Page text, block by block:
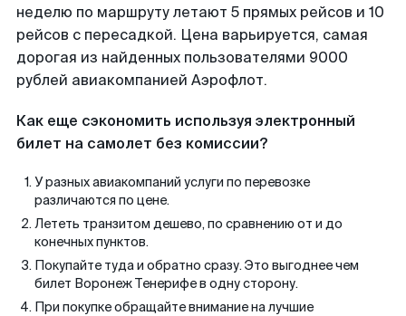
неделю по маршруту летают 5 прямых рейсов и 10
рейсов с пересадкой. Цена варьируется, самая
дорогая из найденных пользователями 9000
рублей авиакомпанией Аэрофлот.
Как еще сэкономить используя электронный
билет на самолет без комиссии?
У разных авиакомпаний услуги по перевозке
различаются по цене.
Лететь транзитом дешево, по сравнению от и до
конечных пунктов.
Покупайте туда и обратно сразу. Это выгоднее чем
билет Воронеж Тенерифе в одну сторону.
При покупке обращайте внимание на лучшие